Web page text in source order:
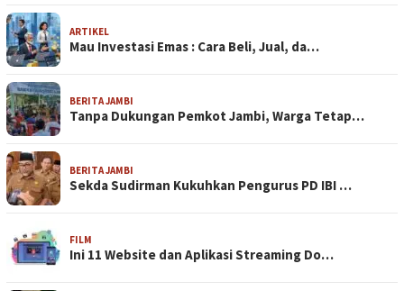
ARTIKEL
Mau Investasi Emas : Cara Beli, Jual, da…
BERITA JAMBI
Tanpa Dukungan Pemkot Jambi, Warga Tetap…
BERITA JAMBI
Sekda Sudirman Kukuhkan Pengurus PD IBI …
FILM
Ini 11 Website dan Aplikasi Streaming Do…